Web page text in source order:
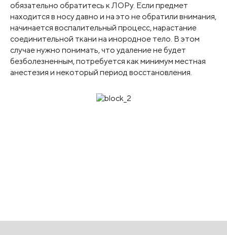
обязательно обратитесь к ЛОРу. Если предмет
находится в носу давно и на это не обратили внимания,
начинается воспалительный процесс, нарастание
соединительной ткани на инородное тело. В этом
случае нужно понимать, что удаление не будет
безболезненным, потребуется как минимум местная
анестезия и некоторый период восстановления.